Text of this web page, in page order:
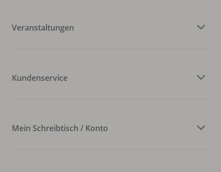
Veranstaltungen
Kundenservice
Mein Schreibtisch / Konto